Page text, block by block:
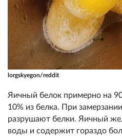
lorgskyegon/reddit
Яичный белок примерно на
10% из белка. При
разрушают белки. Яичный
воды и содержит гораздо